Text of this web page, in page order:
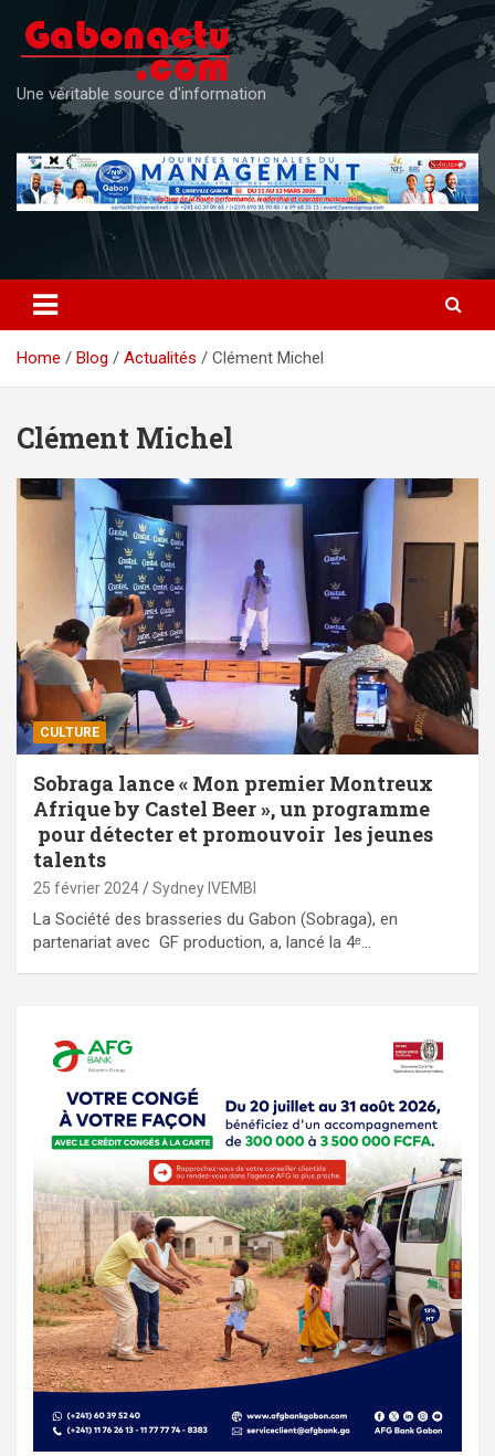
content
Une véritable source d'information
Home Blog Actualités Clément Michel
Clément Michel
CULTURE
Sobraga lance « Mon premier Montreux
Afrique by Castel Beer », un programme
pour détecter et promouvoir les jeunes
talents
25 février 2024 Sydney IVEMBI
La Société des brasseries du Gabon (Sobraga), en
partenariat avec GF production, a, lancé la 4ᵉ…